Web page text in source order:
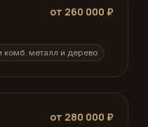
от 260 000 ₽
комб. металл и дерево
от 280 000 ₽